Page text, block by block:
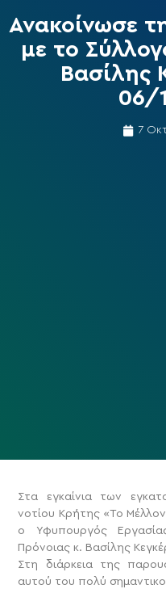
Ανακοίνωσε
με το
Βασίλης
06/
7
Στα εγκαίνια των
νοτίου Κρήτης «Το
ο Υφυπουργός
Πρόνοιας κ. Βασίλης
Στη διάρκεια της
αυτού του πολύ